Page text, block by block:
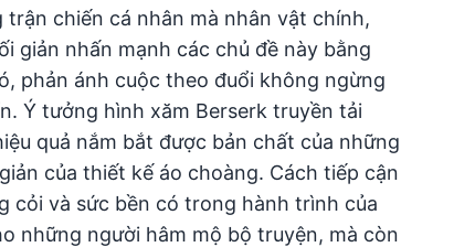
chiến cá nhân mà nhân vật chính,
giản nhấn mạnh các chủ đề này bằng
phản ánh cuộc theo đuổi không ngừng
Ý tưởng hình xăm Berserk truyền tải
quả nắm bắt được bản chất của những
của thiết kế áo choàng. Cách tiếp cận
cỏi và sức bền có trong hành trình của
những người hâm mộ bộ truyện, mà còn